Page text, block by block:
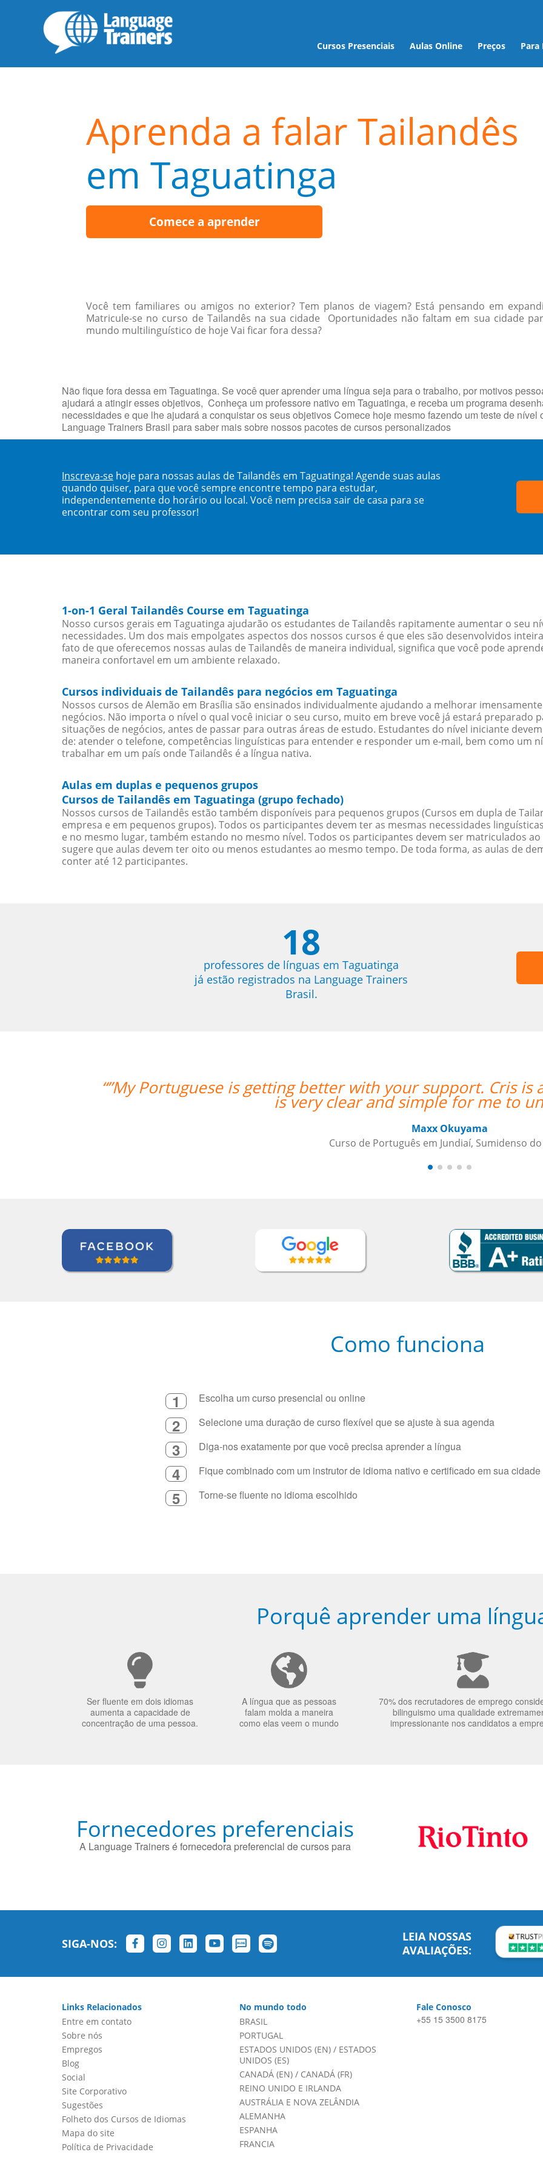
Cursos Presenciais Aulas Online Preços Para
Aprenda a falar Tailandês
em Taguatinga
Comece a aprender
Você tem familiares ou amigos no exterior? Tem planos de viagem? Está pensando em
Matricule-se no curso de Tailandês na sua cidade Oportunidades não faltam em sua cidade
mundo multilinguístico de hoje Vai ficar fora dessa?
Não fique fora dessa em Taguatinga. Se você quer aprender uma língua seja para o trabalho, por motivos
ajudará a atingir esses objetivos, Conheça um professore nativo em Taguatinga, e receba um programa
necessidades e que lhe ajudará a conquistar os seus objetivos Comece hoje mesmo fazendo um teste de
Language Trainers Brasil para saber mais sobre nossos pacotes de cursos personalizados
Inscreva-se hoje para nossas aulas de Tailandês em Taguatinga! Agende suas aulas
quando quiser, para que você sempre encontre tempo para estudar,
independentemente do horário ou local. Você nem precisa sair de casa para se
encontrar com seu professor!
1-on-1 Geral Tailandês Course em Taguatinga
Nosso cursos gerais em Taguatinga ajudarão os estudantes de Tailandês rapitamente aumentar o seu
necessidades. Um dos mais empolgates aspectos dos nossos cursos é que eles são desenvolvidos
fato de que oferecemos nossas aulas de Tailandês de maneira individual, significa que você pode
maneira confortavel em um ambiente relaxado.
Cursos individuais de Tailandês para negócios em Taguatinga
Nossos cursos de Alemão em Brasília são ensinados individualmente ajudando a melhorar
negócios. Não importa o nível o qual você iniciar o seu curso, muito em breve você já estará preparado
situações de negócios, antes de passar para outras áreas de estudo. Estudantes do nível iniciante
de: atender o telefone, competências linguísticas para entender e responder um e-mail, bem como um
trabalhar em um país onde Tailandês é a língua nativa.
Aulas em duplas e pequenos grupos
Cursos de Tailandês em Taguatinga (grupo fechado)
Nossos cursos de Tailandês estão também disponíveis para pequenos grupos (Cursos em dupla de
empresa e em pequenos grupos). Todos os participantes devem ter as mesmas necessidades
e no mesmo lugar, também estando no mesmo nível. Todos os participantes devem ser matriculados
sugere que aulas devem ter oito ou menos estudantes ao mesmo tempo. De toda forma, as aulas de
conter até 12 participantes.
18
professores de línguas em Taguatinga
já estão registrados na Language Trainers
Brasil.
better with your support. Cris is a great teacher for me; his teaching
very clear and simple for me to understand.””
Como funciona
1 Escolha um curso presencial ou online
2 Selecione uma duração de curso flexível que se ajuste à sua agenda
3 Diga-nos exatamente por que você precisa aprender a língua
4 Fique combinado com um instrutor de idioma nativo e certificado em sua
5 Torne-se fluente no idioma escolhido
Porquê aprender uma
Ser fluente em dois idiomas
aumenta a capacidade de
concentração de uma pessoa.
A língua que as pessoas
falam molda a maneira
como elas veem o mundo
70% dos recrutadores de emprego
bilinguismo uma qualidade
impressionante nos candidatos a
Fornecedores preferenciais
A Language Trainers é fornecedora preferencial de cursos para
SIGA-NOS:
LEIA NOSSAS
AVALIAÇÕES:
Links Relacionados
Entre em contato
Sobre nós
Empregos
Blog
Social
Site Corporativo
Sugestões
Folheto dos Cursos de Idiomas
Mapa do site
Política de Privacidade
No mundo todo
BRASIL
PORTUGAL
ESTADOS UNIDOS (EN)/ ESTADOS
UNIDOS (ES)
CANADÁ (EN)/ CANADÁ (FR)
REINO UNIDO E IRLANDA
AUSTRÁLIA E NOVA ZELÂNDIA
ALEMANHA
ESPANHA
FRANCIA
Fale Conosco
+55 15 3500 8175